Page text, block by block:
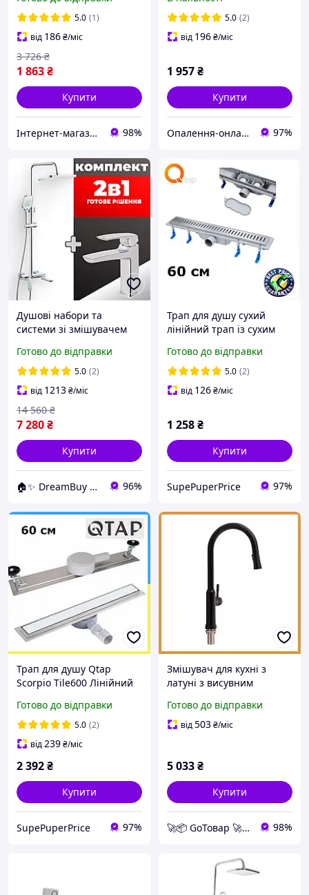
поворотний з харчова
латуні чорний
5.0 (1)
від 186₴/міс
1 863₴
3 726 ₴
Купити
Інтернет-магазин «AquaComfort» ФОП Муха Є. Л. 98%
одноважільний, низький,
Gunmetal Black PVD
5.0 (2)
від 196₴/міс
1 957₴
Купити
Опалення-онлайн 97%
Душові набори та
системи зі змішувачем
душової кабіни та ванни
Чехія
Готово до відправки
5.0 (2)
від 1213₴/міс
7 280₴
14 560 ₴
Купити
🏠✨ DreamBuy ✨🏠 96%
Трап для душу сухий
лінійний трап із сухим
трап Трап у душкабіну
Трап для душової кабінки
Готово до відправки
5.0 (2)
від 126₴/міс
1 258₴
Купити
SupePuperPrice 97%
Трап для душу Qtap
Scorpio Tile600 Лінійний
сухим закривом під
плитку 600 мм
Готово до відправки
5.0 (2)
від239₴/міс
2 392₴
Купити
SupePuperPrice 97%
Змішувач для кухні з
латуні з висувним
матовий кран на два
режими подачі води,
Готово до відправки
від503₴/міс
5 033₴
Купити
🚀📦 GoТовар 🚀📦 мережа інтернет магазинів 98%